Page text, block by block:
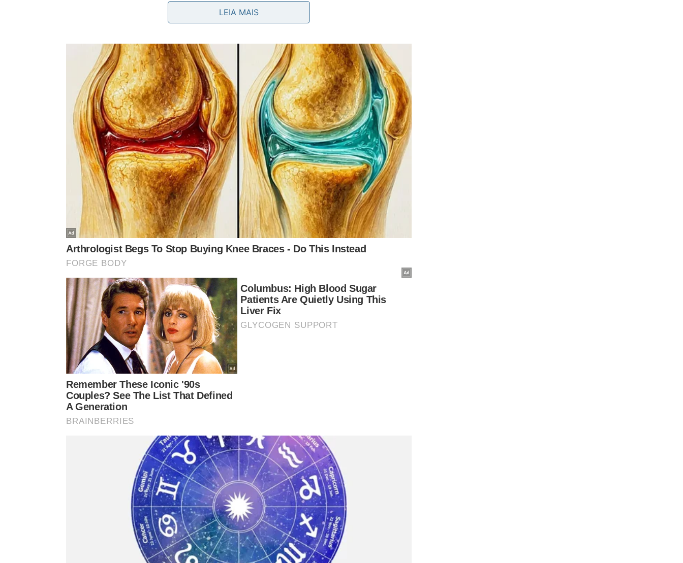
Por isso, “Pés, para que os quero se tenho asas para voar?” virou símbolo deresiliênciaem tantos países.
A frase conversa com quem perdeu ritmo, saúde, confiança ou direção, mas ainda encontra alguma forma
de continuar produzindo sentido.
A frase aparece ligada aos escritos íntimos da artista, em um período de sofrimento físico intenso e perda de mobilidade.
Como esse pensamento ajuda em dias de bloqueio?
Nos dias de bloqueio, a frase de Frida Kahlo não pede heroísmo. Ela lembra que a saída nem sempre
começa por uma grande virada. Às vezes, começa por escrever uma página, lavar o rosto, responder uma
mensagem antiga ou voltar a uma tarefa por dez minutos.
Quando falta energia, escolha uma ação pequena que ainda esteja ao seu alcance.
Quando faltar clareza, registre em papel o que está preso na cabeça.
Quando faltar motivação, volte ao motivo original antes de cobrar desempenho.
Quando o corpo pedir pausa, diferencie descanso de abandono completo.
LEIA MAIS